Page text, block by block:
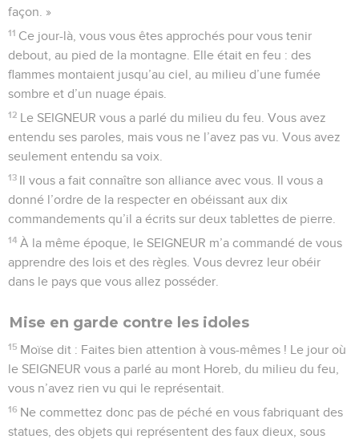
façon. »
11 Ce jour-là, vous vous êtes approchés pour vous tenir
debout, au pied de la montagne. Elle était en feu : des
flammes montaient jusqu’au ciel, au milieu d’une fumée
sombre et d’un nuage épais.
12 Le SEIGNEUR vous a parlé du milieu du feu. Vous avez
entendu ses paroles, mais vous ne l’avez pas vu. Vous avez
seulement entendu sa voix.
13 Il vous a fait connaître son alliance avec vous. Il vous a
donné l’ordre de la respecter en obéissant aux dix
commandements qu’il a écrits sur deux tablettes de pierre.
14 À la même époque, le SEIGNEUR m’a commandé de vous
apprendre des lois et des règles. Vous devrez leur obéir
dans le pays que vous allez posséder.
Mise en garde contre les idoles
15 Moïse dit : Faites bien attention à vous-mêmes ! Le jour où
le SEIGNEUR vous a parlé au mont Horeb, du milieu du feu,
vous n’avez rien vu qui le représentait.
16 Ne commettez donc pas de péché en vous fabriquant des
statues, des objets qui représentent des faux dieux, sous